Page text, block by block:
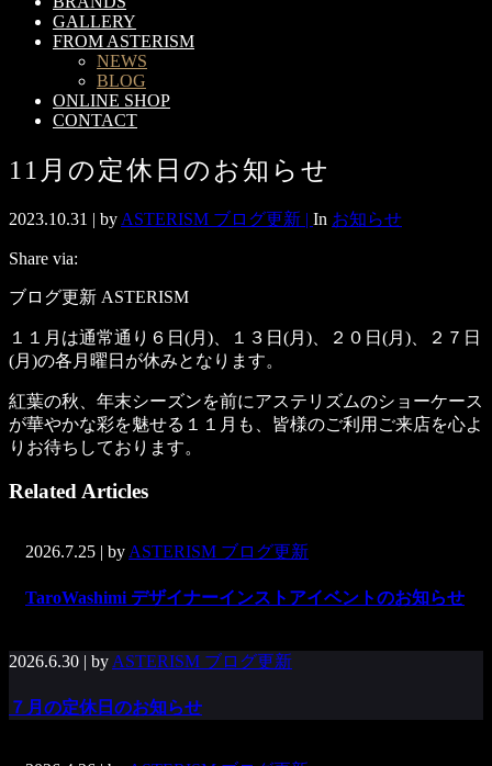
GALLERY
FROM ASTERISM
NEWS
BLOG
ONLINE SHOP
CONTACT
11月の定休日のお知らせ
2023.10.31 | by ASTERISM ブログ更新 | In お知らせ
Share via:
ブログ更新 ASTERISM
１１月は通常通り６日(月)、１３日(月)、２０日(月)、２７日
(月)の各月曜日が休みとなります。
紅葉の秋、年末シーズンを前にアステリズムのショーケース
が華やかな彩を魅せる１１月も、皆様のご利用ご来店を心よ
りお待ちしております。
Related Articles
2026.7.25 | by ASTERISM ブログ更新
TaroWashimi デザイナーインストアイベントのお知らせ
2026.6.30 | by ASTERISM ブログ更新
７月の定休日のお知らせ